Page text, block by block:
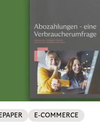
E-COMMERCE